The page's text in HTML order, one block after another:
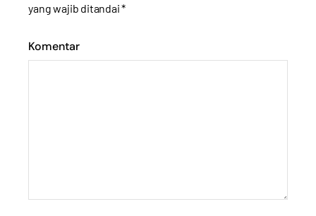
yang wajib ditandai*
Komentar